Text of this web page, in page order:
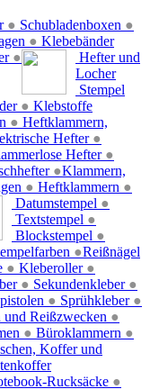
● Schubladenboxen ●
●
●
Klebebänder
●
●
Hefter und
Locher
Hefter ●
Hefter ●
●
● Heftklammern ●
Stempel
Datumstempel ●
Textstempel ●
Blockstempel ●
●
Klebstoffe
● Kleberoller ●
● Sekundenkleber ●
● Sprühkleber ●
Heftklammern,
Klammern,
Reißnägel
und Reißzwecken ●
● Büroklammern ●
Koffer und
Rucksäcke ●